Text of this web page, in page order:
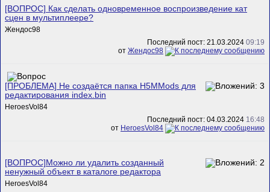
[ВОПРОС] Как сделать одновременное воспроизведение кат
сцен в мультиплеере?
Жендос98
Последний пост: 21.03.2024 09:19
от Жендос98
[ПРОБЛЕМА] Не создаётся папка H5MMods для
редактирования index.bin
HeroesVol84
Последний пост: 04.03.2024 16:48
от HeroesVol84
[ВОПРОС]Можно ли удалить созданный
ненужный объект в каталоге редактора
HeroesVol84